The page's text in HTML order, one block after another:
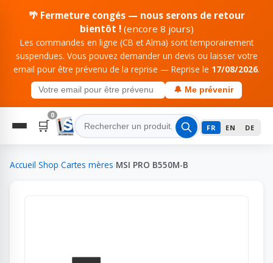
🌴 Fermeture congés — nous serons de retour
bientôt !(encore 8 jours)
Les commandes en ligne (CB et Alma) sont temporairement
suspendues. Vous pouvez demander un devis ou laisser votre
email pour être prévenu de la reprise — Reprise le 17/08/2026.
🔔 Me prévenir
🛒
0
FR EN DE
Accueil Shop Cartes mères MSI PRO B550M-B